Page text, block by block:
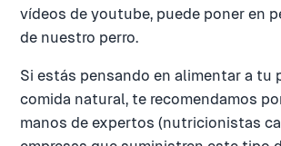
vídeos de youtube, puede poner en
de nuestro perro.
Si estás pensando en alimentar a tu
comida natural, te recomendamos
manos de expertos (nutricionistas